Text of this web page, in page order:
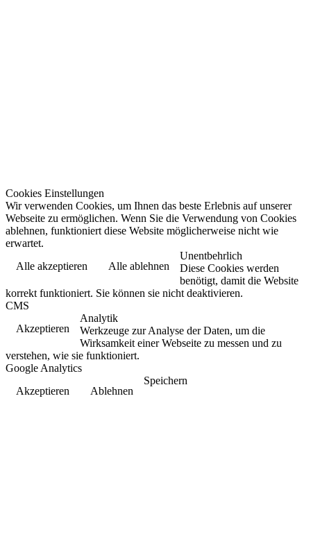
Cookies Einstellungen
Wir verwenden Cookies, um Ihnen das beste Erlebnis auf unserer
Webseite zu ermöglichen. Wenn Sie die Verwendung von Cookies
ablehnen, funktioniert diese Website möglicherweise nicht wie
erwartet.
Alle akzeptieren
Alle ablehnen
Unentbehrlich
Diese Cookies werden
benötigt, damit die Website
korrekt funktioniert. Sie können sie nicht deaktivieren.
CMS
Akzeptieren
Analytik
Werkzeuge zur Analyse der Daten, um die
Wirksamkeit einer Webseite zu messen und zu
verstehen, wie sie funktioniert.
Google Analytics
Akzeptieren
Ablehnen
Speichern